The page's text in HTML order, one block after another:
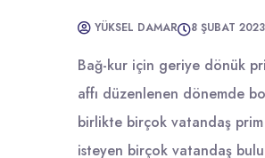
YÜKSEL DAMAR 8 ŞUBAT 2023
Bağ-kur için geriye dönük
affı düzenlenen dönemde
birlikte birçok vatandaş
isteyen birçok vatandaş